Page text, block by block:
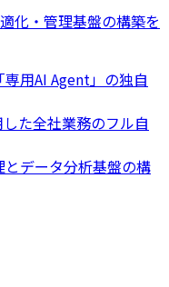
化・管理基盤の構築を
用AI Agent」の独自
た全社業務のフル自
データ分析基盤の構